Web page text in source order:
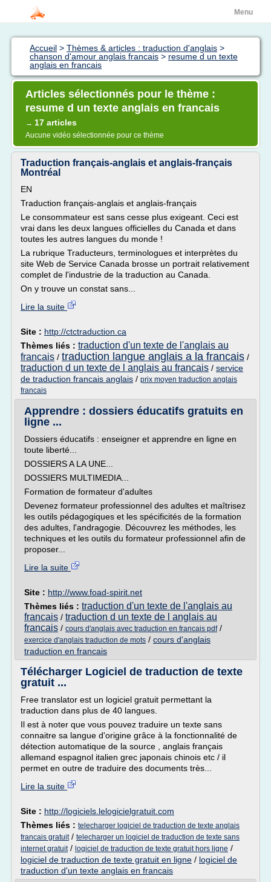
Menu
Accueil > Thèmes & articles : traduction d'anglais >
chanson d'amour anglais francais > resume d un texte
anglais en francais
Articles sélectionnés pour le thème :
resume d un texte anglais en francais
→ 17 articles
Aucune vidéo sélectionnée pour ce thème
Traduction français-anglais et anglais-français
Montréal
EN
Traduction français-anglais et anglais-français
Le consommateur est sans cesse plus exigeant. Ceci est
vrai dans les deux langues officielles du Canada et dans
toutes les autres langues du monde !
La rubrique Traducteurs, terminologues et interprètes du
site Web de Service Canada brosse un portrait relativement
complet de l'industrie de la traduction au Canada.
On y trouve un constat sans...
Lire la suite
Site : http://ctctraduction.ca
Thèmes liés : traduction d'un texte de l'anglais au
francais / traduction langue anglais a la francais /
traduction d un texte de l anglais au francais / service
de traduction francais anglais / prix moyen traduction anglais
francais
Apprendre : dossiers éducatifs gratuits en
ligne ...
Dossiers éducatifs : enseigner et apprendre en ligne en
toute liberté...
DOSSIERS A LA UNE...
DOSSIERS MULTIMEDIA...
Formation de formateur d'adultes
Devenez formateur professionnel des adultes et maîtrisez
les outils pédagogiques et les spécificités de la formation
des adultes, l'andragogie. Découvrez les méthodes, les
techniques et les outils du formateur professionnel afin de
proposer...
Lire la suite
Site : http://www.foad-spirit.net
Thèmes liés : traduction d'un texte de l'anglais au
francais / traduction d un texte de l anglais au
francais / cours d'anglais avec traduction en francais pdf/
exercice d'anglais traduction de mots / cours d'anglais
traduction en francais
Télécharger Logiciel de traduction de texte
gratuit ...
Free translator est un logiciel gratuit permettant la
traduction dans plus de 40 langues.
Il est à noter que vous pouvez traduire un texte sans
connaitre sa langue d'origine grâce à la fonctionnalité de
détection automatique de la source , anglais français
allemand espagnol italien grec japonais chinois etc / il
permet en outre de traduire des documents très...
Lire la suite
Site : http://logiciels.lelogicielgratuit.com
Thèmes liés : telecharger logiciel de traduction de texte anglais
francais gratuit/ telecharger un logiciel de traduction de texte sans
internet gratuit/ logiciel de traduction de texte gratuit hors ligne /
logiciel de traduction de texte gratuit en ligne / logiciel de
traduction d'un texte anglais en francais